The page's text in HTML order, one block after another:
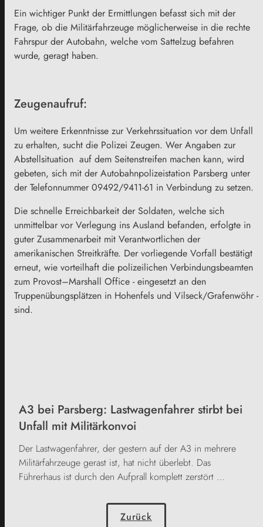
Ein wichtiger Punkt der Ermittlungen befasst sich mit der
Frage, ob die Militärfahrzeuge möglicherweise in die rechte
Fahrspur der Autobahn, welche vom Sattelzug befahren
wurde, geragt haben.
Zeugenaufruf:
Um weitere Erkenntnisse zur Verkehrssituation vor dem Unfall
zu erhalten, sucht die Polizei Zeugen. Wer Angaben zur
Abstellsituation auf dem Seitenstreifen machen kann, wird
gebeten, sich mit der Autobahnpolizeistation Parsberg unter
der Telefonnummer 09492/9411-61 in Verbindung zu setzen.
Die schnelle Erreichbarkeit der Soldaten, welche sich
unmittelbar vor Verlegung ins Ausland befanden, erfolgte in
guter Zusammenarbeit mit Verantwortlichen der
amerikanischen Streitkräfte. Der vorliegende Vorfall bestätigt
erneut, wie vorteilhaft die polizeilichen Verbindungsbeamten
zum Provost–Marshall Office - eingesetzt an den
Truppenübungsplätzen in Hohenfels und Vilseck/Grafenwöhr -
sind.
A3 bei Parsberg: Lastwagenfahrer stirbt bei
Unfall mit Militärkonvoi
Der Lastwagenfahrer, der gestern auf der A3 in mehrere
Militärfahrzeuge gerast ist, hat nicht überlebt. Das
Führerhaus ist durch den Aufprall komplett zerstört …
Zurück